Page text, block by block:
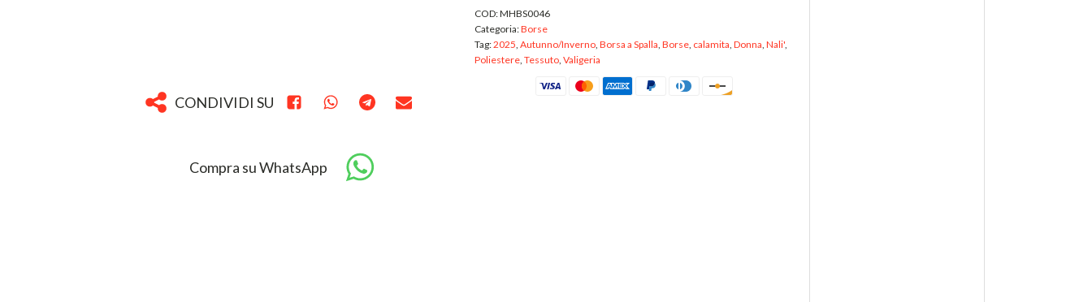
CONDIVIDI SU
Compra su WhatsApp
COD:MHBS0046
Categoria:Borse
Tag:2025 Autunno/Inverno Borsa a Spalla Borse calamita Donna Nali'
Poliestere Tessuto Valigeria